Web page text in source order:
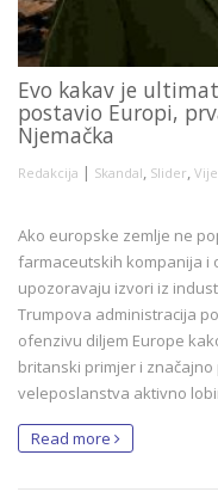
Evo kakav je
postavio Europi,
Njemačka
Redakcija | Skandal, Slider,
Ako europske zemlje ne
farmaceutskih kompanija i
upozoravaju izvori iz
Trumpova administracija
ofenzivu diljem Europe
britanski primjer i
veleposlanstva aktivno
Read more